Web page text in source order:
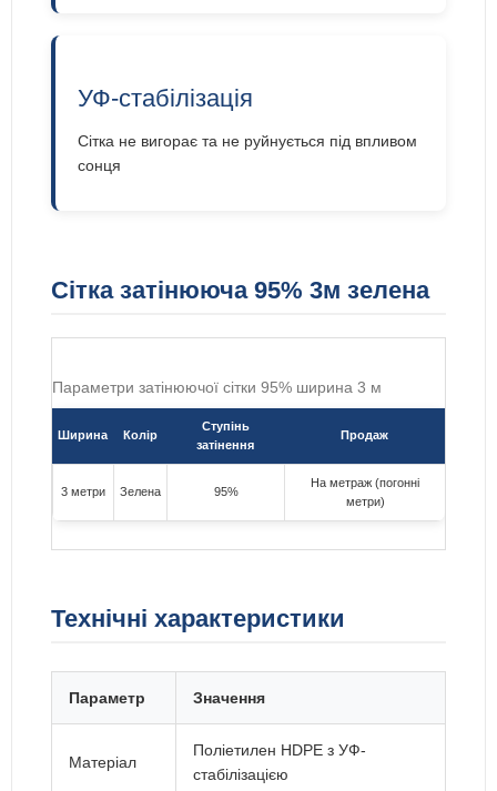
УФ-стабілізація
Сітка не вигорає та не руйнується під впливом
сонця
Сітка затінююча 95% 3м зелена
Параметри затінюючої сітки 95% ширина 3 м
Ширина Колір
Ступінь
затінення
Продаж
3 метри Зелена 95%
На метраж (погонні
метри)
Технічні характеристики
Параметр Значення
Матеріал
Поліетилен HDPE з УФ-
стабілізацією